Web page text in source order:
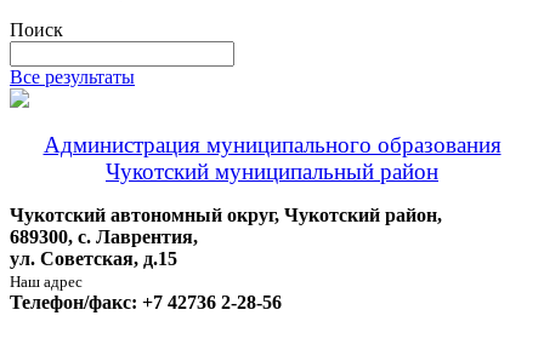
Поиск
Все результаты
Администрация муниципального образования
Чукотский муниципальный район
Чукотский автономный округ, Чукотский район,
689300, с. Лаврентия,
ул. Советская, д.15
Наш адрес
Телефон/факс: +7 42736 2-28-56